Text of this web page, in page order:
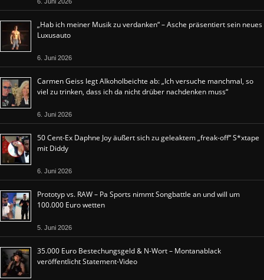
„Hab ich meiner Musik zu verdanken“ – Asche präsentiert sein neues
Luxusauto
6. Juni 2026
Carmen Geiss legt Alkoholbeichte ab: „Ich versuche manchmal, so
viel zu trinken, dass ich da nicht drüber nachdenken muss“
6. Juni 2026
50 Cent-Ex Daphne Joy äußert sich zu geleaktem „freak-off“ S*xtape
mit Diddy
6. Juni 2026
Prototyp vs. RAW – Pa Sports nimmt Songbattle an und will um
100.000 Euro wetten
5. Juni 2026
35.000 Euro Bestechungsgeld & N-Wort – Montanablack
veröffentlicht Statement-Video